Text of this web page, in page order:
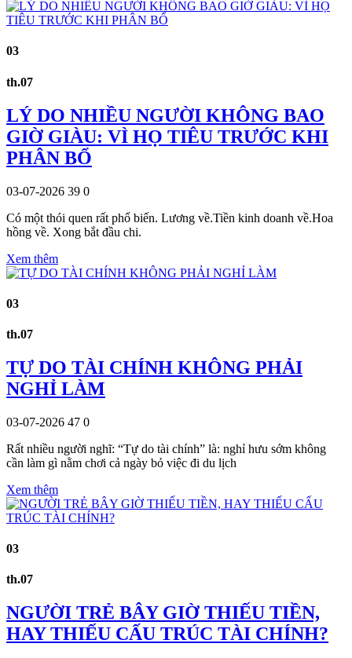
03
th.07
LÝ DO NHIỀU NGƯỜI KHÔNG BAO
GIỜ GIÀU: VÌ HỌ TIÊU TRƯỚC KHI
PHÂN BỔ
03-07-2026 39 0
Có một thói quen rất phổ biến. Lương về.Tiền kinh doanh về.Hoa
hồng về. Xong bắt đầu chi.
Xem thêm
03
th.07
TỰ DO TÀI CHÍNH KHÔNG PHẢI
NGHỈ LÀM
03-07-2026 47 0
Rất nhiều người nghĩ: “Tự do tài chính” là: nghỉ hưu sớm không
cần làm gì nằm chơi cả ngày bỏ việc đi du lịch
Xem thêm
03
th.07
NGƯỜI TRẺ BÂY GIỜ THIẾU TIỀN,
HAY THIẾU CẤU TRÚC TÀI CHÍNH?